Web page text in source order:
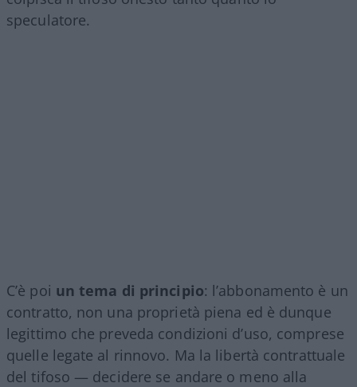
speculatore.
C’è poi un tema di principio: l’abbonamento è un
contratto, non una proprietà piena ed è dunque
legittimo che preveda condizioni d’uso, comprese
quelle legate al rinnovo. Ma la libertà contrattuale
del tifoso — decidere se andare o meno alla